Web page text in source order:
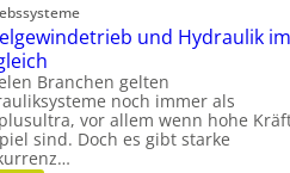
ä
l
e
v
e
i
r
b
e
l
t
u
und Hydraulik im
Branchen gelten
noch immer als
vor allem wenn hohe
sind. Doch es gibt starke